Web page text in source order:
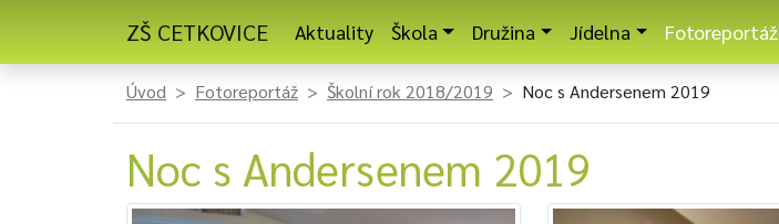
ZŠ CETKOVICE Aktuality Škola Družina Jídelna Fotoreportáž
Úvod Fotoreportáž Školní rok 2018/2019 Noc s Andersenem 2019
Noc s Andersenem 2019